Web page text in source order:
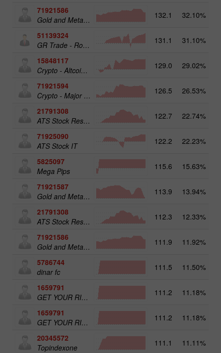
71921586
Gold and Metals 25
132.1 32.10%
51139324
GR Trade - RoboTRADE24
131.1 31.10%
15848117
Crypto - Altcoins 25
129.0 29.02%
71921594
Crypto - Major crypto 25
126.5 26.53%
21791308
ATS Stock Resources
122.7 22.74%
71925090
ATS Stock IT
122.2 22.23%
5825097
Mega Pips
115.6 15.63%
71921587
Gold and Metals 50
113.9 13.94%
21791308
ATS Stock Resources
112.3 12.33%
71921586
Gold and Metals 25
111.9 11.92%
5786744
dinar fc
111.5 11.50%
1659791
GET YOUR RICHES ORG.1
111.2 11.18%
1659791
GET YOUR RICHES ORG.1
111.2 11.18%
20345572
Topindexone
111.1 11.11%